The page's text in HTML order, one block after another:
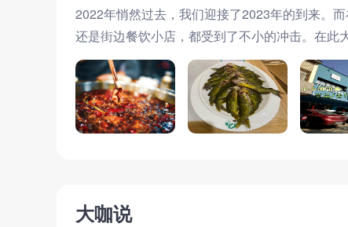
2022年悄然过去，我们迎接了2023年的到来。
还是街边餐饮小店，都受到了不小的冲击。在
上。
大咖说